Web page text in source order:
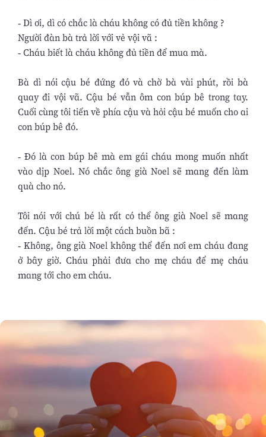
- Dì ơi, dì có chắc là cháu không có đủ tiền không ?
Người đàn bà trả lời với vẻ vội vã :
- Cháu biết là cháu không đủ tiền để mua mà.
Bà dì nói cậu bé đứng đó và chờ bà vài phút, rồi bà
quay đi vội vã. Cậu bé vẫn ôm con búp bê trong tay.
Cuối cùng tôi tiến về phía cậu và hỏi cậu bé muốn cho ai
con búp bê đó.
- Ðó là con búp bê mà em gái cháu mong muốn nhất
vào dịp Noel. Nó chắc ông già Noel sẽ mang đến làm
quà cho nó.
Tôi nói với chú bé là rất có thể ông già Noel sẽ mang
đến. Cậu bé trả lời một cách buồn bã :
- Không, ông già Noel không thể đến nơi em cháu đang
ở bây giờ. Cháu phải đưa cho mẹ cháu để mẹ cháu
mang tới cho em cháu.